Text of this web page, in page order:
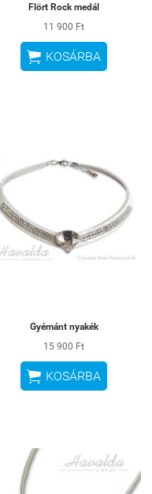
Flört Rock medál
11 900 Ft
 KOSÁRBA
Gyémánt nyakék
15 900 Ft
 KOSÁRBA